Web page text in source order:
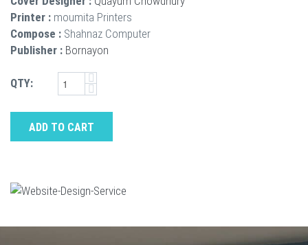
Printer : moumita Printers
Compose : Shahnaz Computer
Publisher : Bornayon
QTY:
ADD TO CART